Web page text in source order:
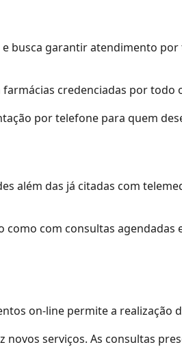
e busca garantir atendimento
credenciadas por todo
por telefone para quem
além das já citadas com
com consultas agendadas
on-line permite a realização
serviços. As consultas